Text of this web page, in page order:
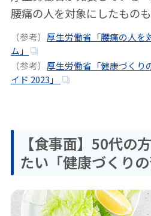
腰痛の人を対象にしたものも
（参考） 厚生労働省「腰痛の人を
ム」
（参考） 厚生労働省「健康づくり
イド 2023」
【食事面】50代の
たい「健康づくりの